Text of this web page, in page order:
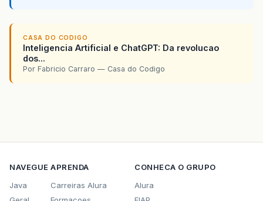
CASA DO CODIGO
Inteligencia Artificial e ChatGPT: Da revolucao
dos...
Por Fabricio Carraro — Casa do Codigo
NAVEGUE
Java
APRENDA
Carreiras Alura
CONHECA O GRUPO
Alura